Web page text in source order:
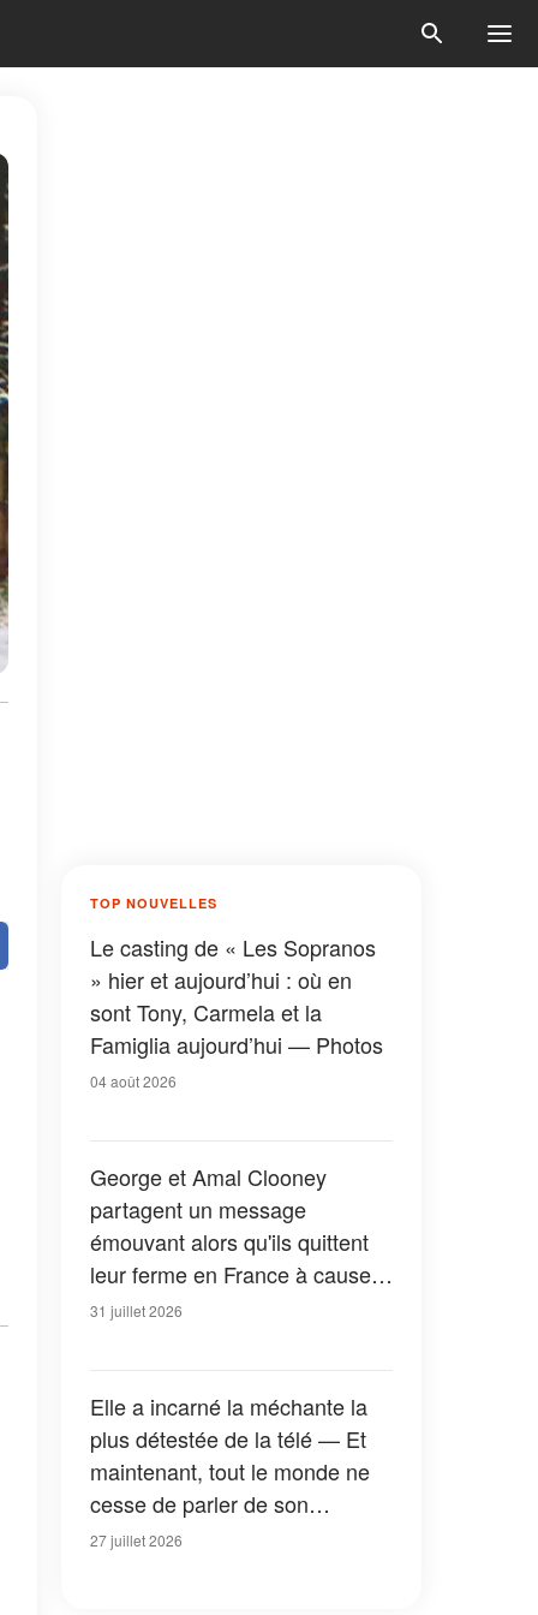
TOP NOUVELLES
Le casting de « Les Sopranos
» hier et aujourd’hui : où en
sont Tony, Carmela et la
Famiglia aujourd’hui — Photos
04 août 2026
George et Amal Clooney
partagent un message
émouvant alors qu'ils quittent
leur ferme en France à cause
des feux de forêt — Tous les
31 juillet 2026
Elle a incarné la méchante la
plus détestée de la télé — Et
maintenant, tout le monde ne
cesse de parler de son
apparition dans la nouvelle
27 juillet 2026